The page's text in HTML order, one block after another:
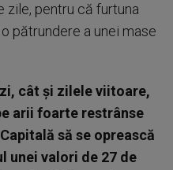
zile, pentru că furtuna
pătrundere a unei mase
cât şi zilele viitoare,
arii foarte restrânse
să se oprească
unei valori de 27 de